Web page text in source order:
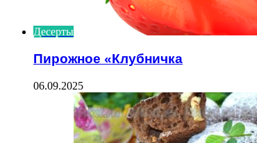
Десерты
Пирожное «Клубничка
06.09.2025